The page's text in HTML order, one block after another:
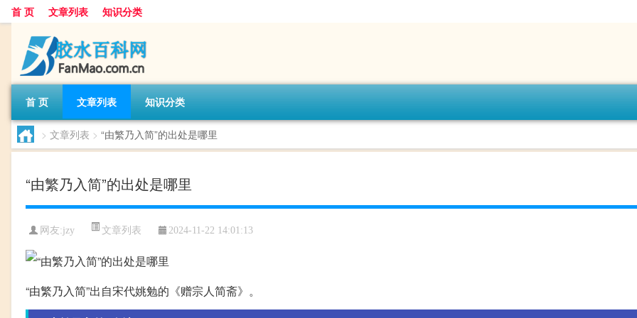
首 页 文章列表 知识分类
首 页 文章列表 知识分类
> 文章列表 > “由繁乃入简”的出处是哪里
“由繁乃入简”的出处是哪里
网友:jzy 文章列表 2024-11-22 14:01:13
“由繁乃入简”出自宋代姚勉的《赠宗人简斋》。